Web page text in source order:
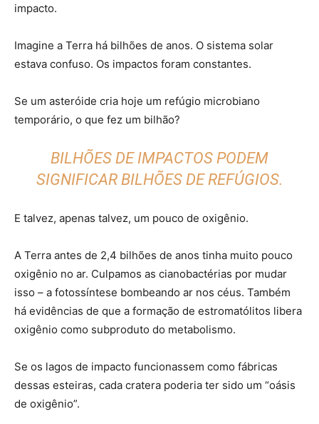
impacto.
Imagine a Terra há bilhões de anos. O sistema solar
estava confuso. Os impactos foram constantes.
Se um asteróide cria hoje um refúgio microbiano
temporário, o que fez um bilhão?
BILHÕES DE IMPACTOS PODEM
SIGNIFICAR BILHÕES DE REFÚGIOS.
E talvez, apenas talvez, um pouco de oxigênio.
A Terra antes de 2,4 bilhões de anos tinha muito pouco
oxigênio no ar. Culpamos as cianobactérias por mudar
isso – a fotossíntese bombeando ar nos céus. Também
há evidências de que a formação de estromatólitos libera
oxigênio como subproduto do metabolismo.
Se os lagos de impacto funcionassem como fábricas
dessas esteiras, cada cratera poderia ter sido um “oásis
de oxigênio”.